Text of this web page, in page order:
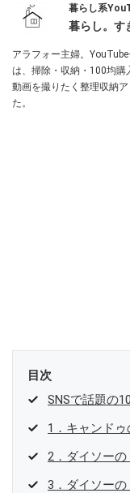
暮らし系
暮らし。す
アラフォー主婦。
は、掃除・収納・100均購
動画を撮りたく整理収納
た。
目次
SNSで話題の
1．キャンドゥ
2．ダイソーの
3．ダイソーの